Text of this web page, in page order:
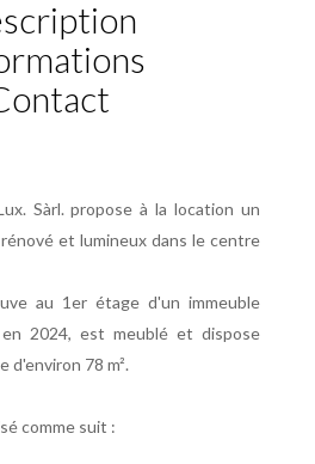
Sàrl. propose à la location un
et lumineux dans le centre
au 1er étage d'un immeuble
2024, est meublé et dispose
d'environ 78 m².
comme suit :